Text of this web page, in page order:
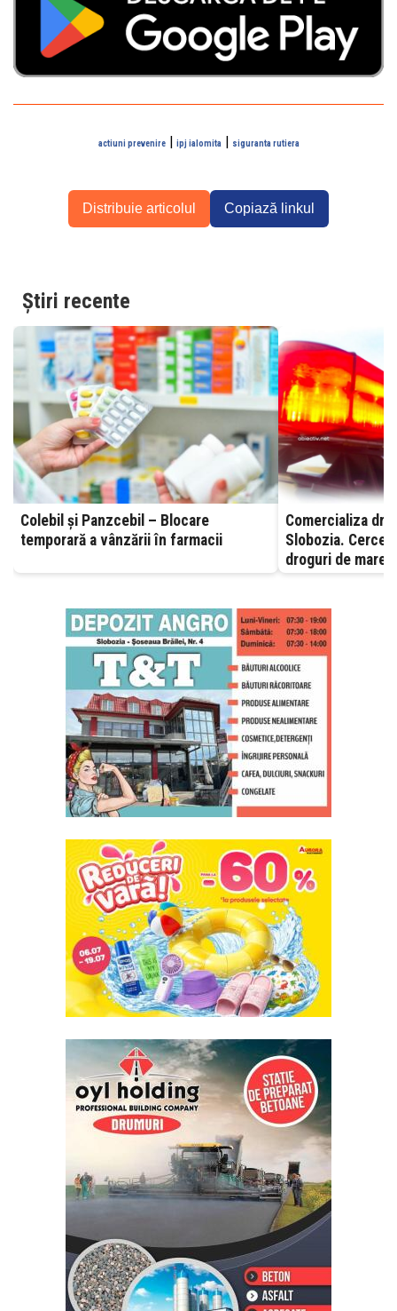
actiuni prevenire| ipj ialomita | siguranta rutiera
Distribuie articolul Copiază linkul
Știri recente
Colebil și Panzcebil – Blocare
temporară a vânzării în farmacii
Comercializa
Slobozia.
droguri de mare